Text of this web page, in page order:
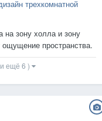
трехкомнатной
на зону холла и зону
пространства.
на нашем сайте.
ещё 6 )